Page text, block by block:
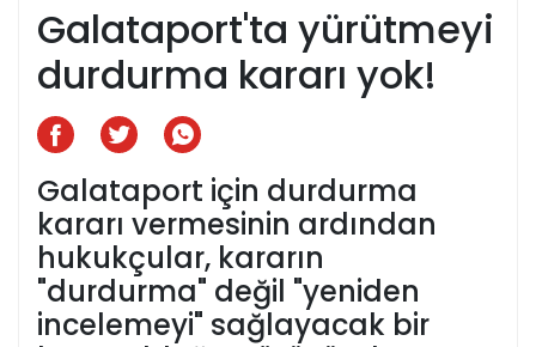
Galataport'ta yürütmeyi
durdurma kararı yok!
Galataport için durdurma
kararı vermesinin ardından
hukukçular, kararın
"durdurma" değil "yeniden
incelemeyi" sağlayacak bir